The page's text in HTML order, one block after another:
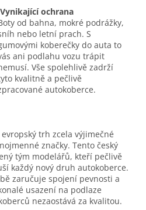
Vynikající ochrana
od bahna, mokré podrážky,
nebo letní prach. S
koberečky do auta to
ani podlahu vozu trápit
Vše spolehlivě zadrží
kvalitně a pečlivě
autokoberce.
trh zcela výjimečné
značky. Tento český
tým modelářů, kteří pečlivě
každý nový druh autokoberce.
zaručuje spojení pevnosti a
usazení na podlaze
nezaostává za kvalitou.